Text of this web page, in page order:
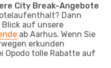
City Break-Angebote
Dann
auf unsere
ab Aarhus. Wenn Sie
erkunden
Opodo tolle Rabatte auf